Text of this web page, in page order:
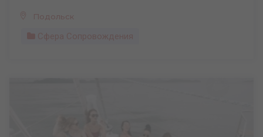
Подольск
Сфера Сопровождения